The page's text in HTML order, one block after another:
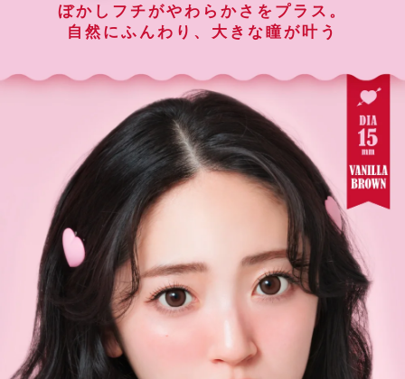
ぼかしフチがやわらかさをプラス。
自然にふんわり、大きな瞳が叶う